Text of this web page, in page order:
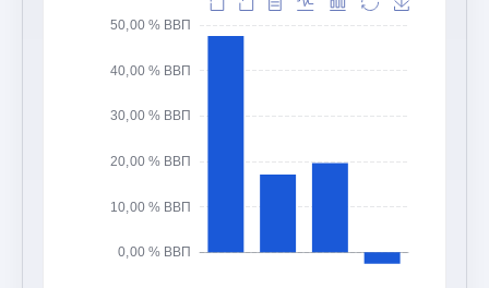
0,00 % ВВП
10,00 % ВВП
20,00 % ВВП
30,00 % ВВП
40,00 % ВВП
50,00 % ВВП